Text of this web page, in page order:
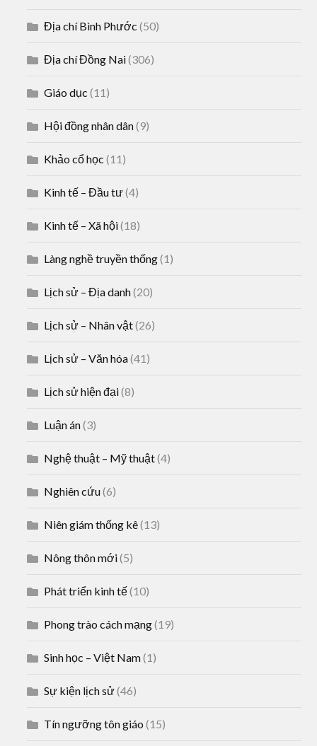
Địa chí Bình Phước (50)
Địa chí Đồng Nai(306)
Giáo dục (11)
Hội đồng nhân dân(9)
Khảo cổ học (11)
Kinh tế – Đầu tư(4)
Kinh tế – Xã hội(18)
Làng nghề truyền thống(1)
Lịch sử – Địa danh(20)
Lịch sử – Nhân vật(26)
Lịch sử – Văn hóa(41)
Lịch sử hiện đại(8)
Luận án(3)
Nghệ thuật – Mỹ thuật(4)
Nghiên cứu(6)
Niên giám thống kê(13)
Nông thôn mới(5)
Phát triển kinh tế(10)
Phong trào cách mạng(19)
Sinh học – Việt Nam(1)
Sự kiện lịch sử(46)
Tín ngưỡng tôn giáo (15)